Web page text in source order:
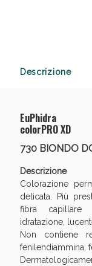
Descrizione
EuPhidra
colorPRO XD
730 BIONDO
Descrizione
Colorazione
delicata. Più
fibra capillare
idratazione,
Non contiene
fenilendiammina,
Anticellulite